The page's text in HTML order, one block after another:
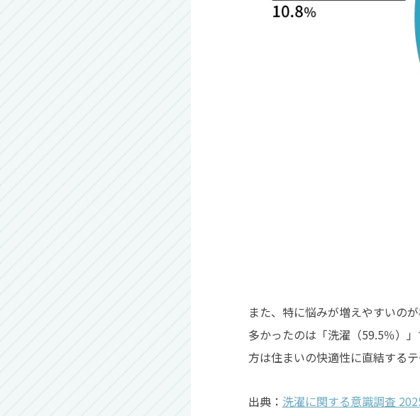
また、特に悩みが増えやすいの
多かったのは「洗濯（59.5％）
方は住まいの快適性に直結するテ
出典： 洗濯に関する意識調査